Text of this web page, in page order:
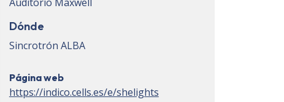
Dónde
Sincrotrón ALBA
Página web
https://indico.cells.es/e/shelights